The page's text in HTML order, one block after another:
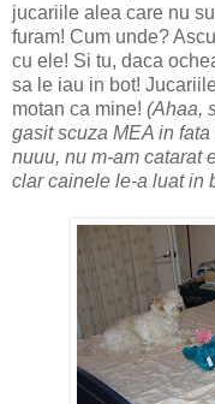
jucariile alea care nu
furam! Cum unde?
cu ele! Si tu, daca
sa le iau in bot!
motan ca mine! (Ahaa,
gasit scuza MEA in
nuuu, nu m-am catarat
clar cainele le-a luat in